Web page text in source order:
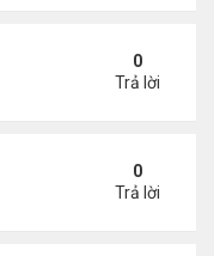
6/4/21
0
Trả lời
2021
0
Trả lời